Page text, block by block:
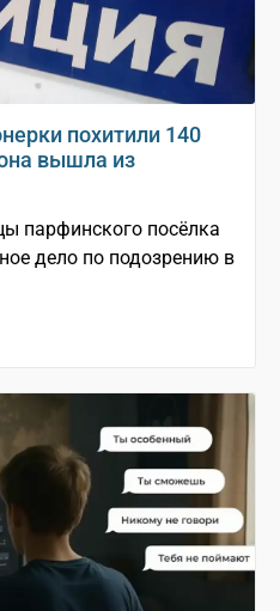
похитили 140
вышла из
парфинского посёлка
дело по подозрению в